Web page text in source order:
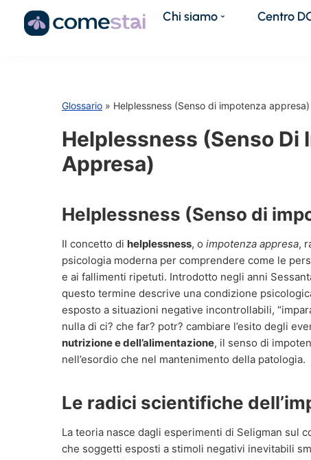
Chi siamo Centro
Glossario » Helplessness (Senso di impotenza appresa)
Helplessness (Senso Di
Appresa)
Helplessness (Senso di
Il concetto di helplessness, o impotenza appresa,
psicologia moderna per comprendere come le
e ai fallimenti ripetuti. Introdotto negli anni
questo termine descrive una condizione
esposto a situazioni negative incontrollabili,
nulla di ci? che far? potr? cambiare l’esito degli
nutrizione e dell’alimentazione, il senso di
nell’esordio che nel mantenimento della patologia.
Le radici scientifiche
La teoria nasce dagli esperimenti di Seligman sul
che soggetti esposti a stimoli negativi inevitabili